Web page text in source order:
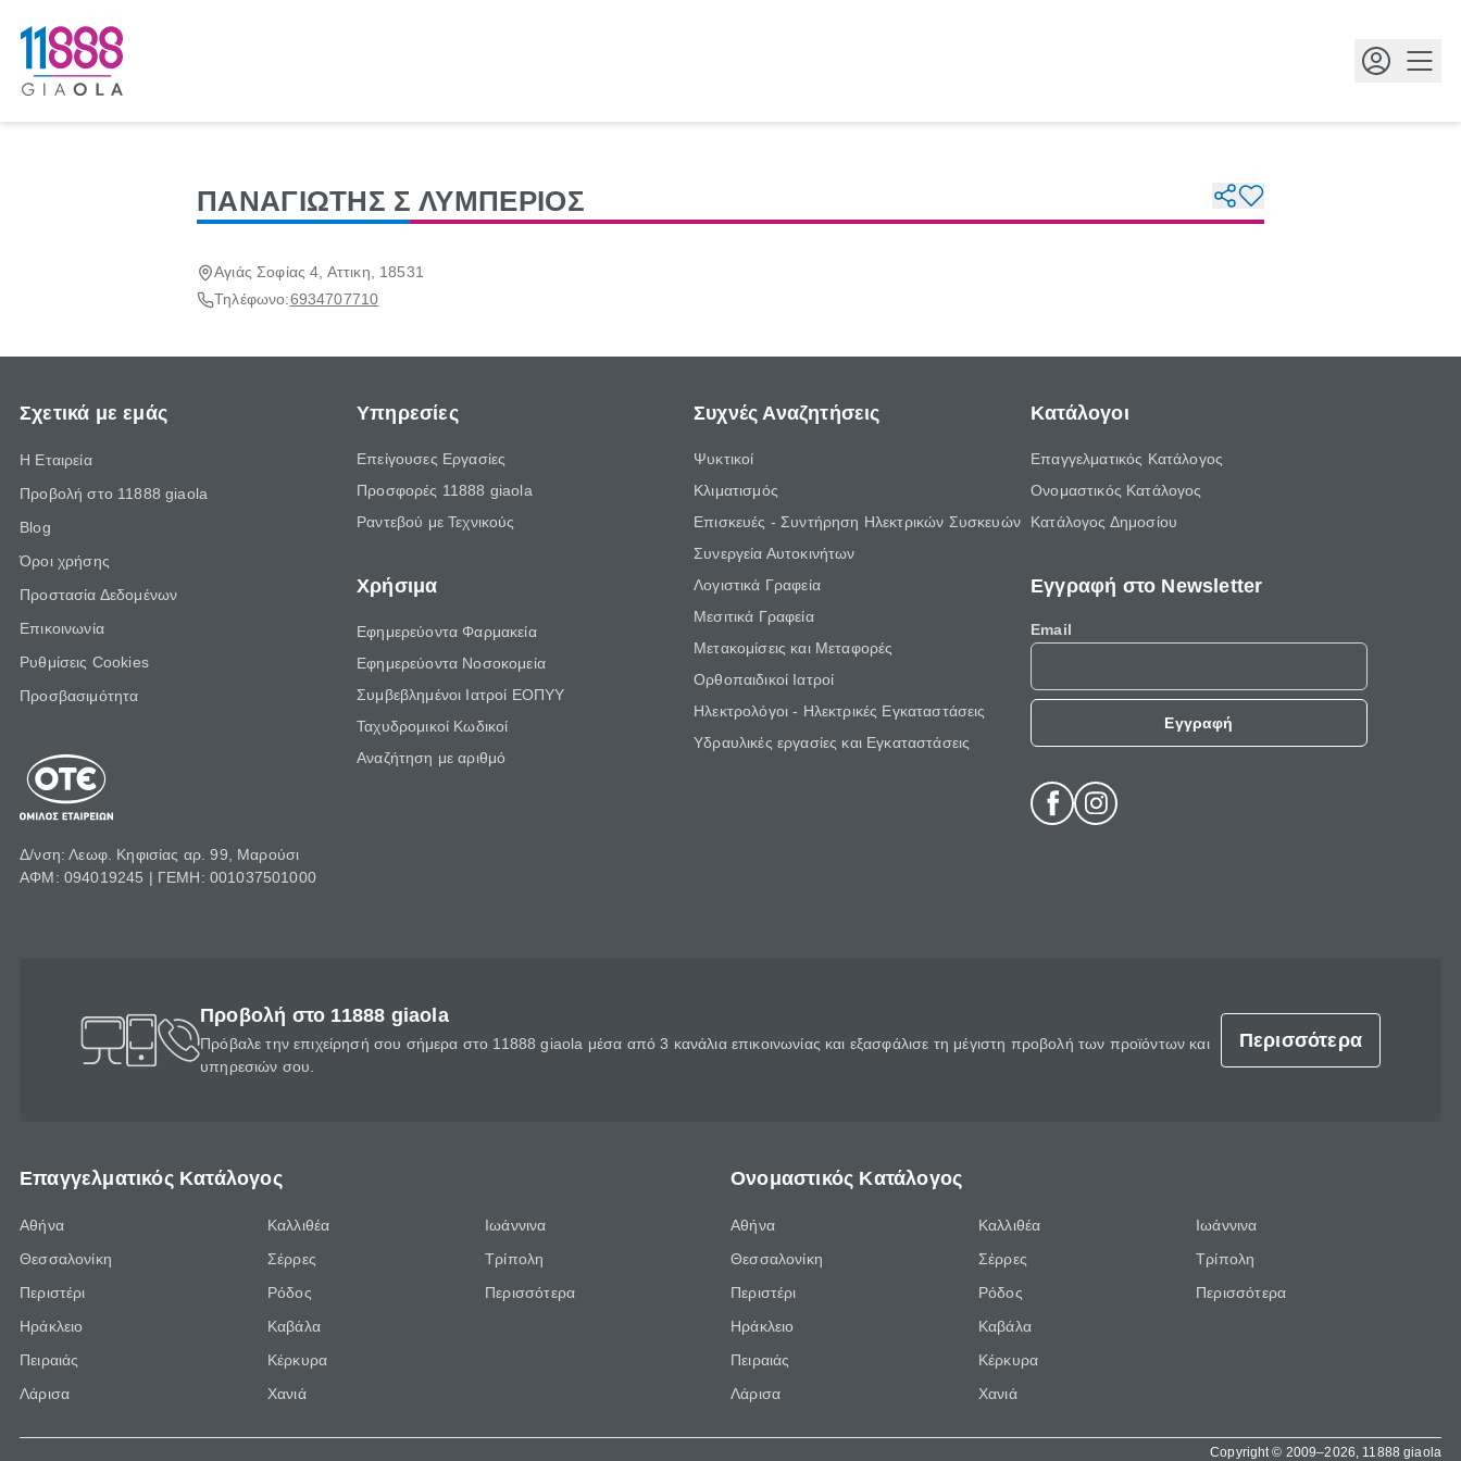
ΠΑΝΑΓΙΩΤΗΣ Σ ΛΥΜΠΕΡΙΟΣ
Αγιάς Σοφίας 4, Αττικη, 18531
Τηλέφωνο:6934707710
Σχετικά με εμάς
Η Εταιρεία
Προβολή στο 11888 giaola
Blog
Όροι χρήσης
Προστασία Δεδομένων
Επικοινωνία
Ρυθμίσεις Cookies
Προσβασιμότητα
Δ/νση: Λεωφ. Κηφισίας αρ. 99, Μαρούσι
ΑΦΜ: 094019245 | ΓΕΜΗ: 001037501000
Υπηρεσίες
Επείγουσες Εργασίες
Προσφορές 11888 giaola
Ραντεβού με Τεχνικούς
Χρήσιμα
Εφημερεύοντα Φαρμακεία
Εφημερεύοντα Νοσοκομεία
Συμβεβλημένοι Ιατροί ΕΟΠΥΥ
Ταχυδρομικοί Κωδικοί
Αναζήτηση με αριθμό
Συχνές Αναζητήσεις
Ψυκτικοί
Κλιματισμός
Επισκευές - Συντήρηση Ηλεκτρικών Συσκευών
Συνεργεία Αυτοκινήτων
Λογιστικά Γραφεία
Μεσιτικά Γραφεία
Μετακομίσεις και Μεταφορές
Ορθοπαιδικοί Ιατροί
Ηλεκτρολόγοι - Ηλεκτρικές Εγκαταστάσεις
Υδραυλικές εργασίες και Εγκαταστάσεις
Κατάλογοι
Επαγγελματικός Κατάλογος
Ονομαστικός Κατάλογος
Κατάλογος Δημοσίου
Εγγραφή στο Newsletter
Email
Εγγραφή
Προβολή στο 11888 giaola
Πρόβαλε την επιχείρησή σου σήμερα στο 11888 giaola μέσα από 3 κανάλια επικοινωνίας και εξασφάλισε τη μέγιστη προβολή των προϊόντων και
υπηρεσιών σου.
Περισσότερα
Επαγγελματικός Κατάλογος
Αθήνα
Θεσσαλονίκη
Περιστέρι
Ηράκλειο
Πειραιάς
Λάρισα
Καλλιθέα
Σέρρες
Ρόδος
Καβάλα
Κέρκυρα
Χανιά
Ιωάννινα
Τρίπολη
Περισσότερα
Ονομαστικός Κατάλογος
Αθήνα
Θεσσαλονίκη
Περιστέρι
Ηράκλειο
Πειραιάς
Λάρισα
Καλλιθέα
Σέρρες
Ρόδος
Καβάλα
Κέρκυρα
Χανιά
Ιωάννινα
Τρίπολη
Περισσότερα
Copyright © 2009–2026, 11888 giaola